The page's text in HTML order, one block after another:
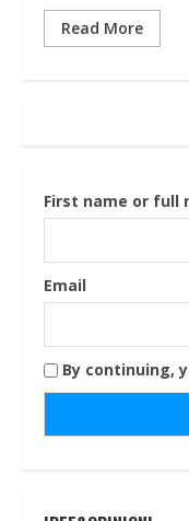
Read More
First name or full
Email
By continuing,